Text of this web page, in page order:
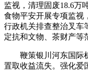
监视，清理固废18.6万
食物平安开展专项监视
行政机关排查整治叉车
定抗和文物、茶财产等
鞭策银川河东国际机
置取收益流失。强化爱